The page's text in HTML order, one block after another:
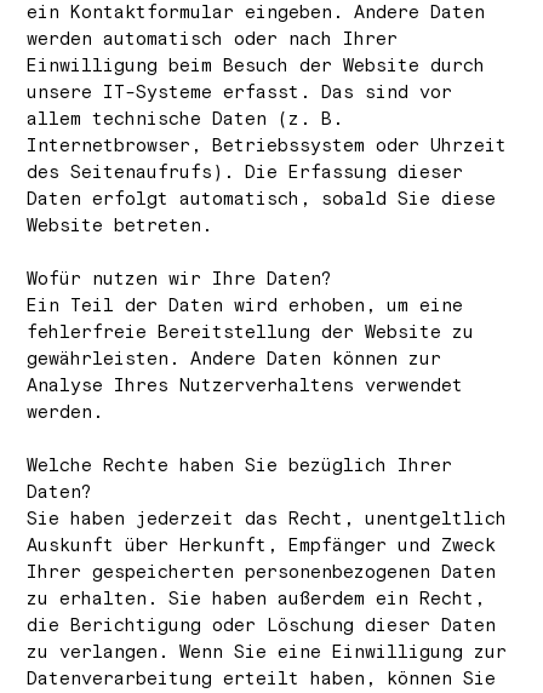
ein Kontaktformular eingeben. Andere Daten
werden automatisch oder nach Ihrer
Einwilligung beim Besuch der Website durch
unsere IT-Systeme erfasst. Das sind vor
allem technische Daten (z. B.
Internetbrowser, Betriebssystem oder Uhrzeit
des Seitenaufrufs). Die Erfassung dieser
Daten erfolgt automatisch, sobald Sie diese
Website betreten.
Wofür nutzen wir Ihre Daten?
Ein Teil der Daten wird erhoben, um eine
fehlerfreie Bereitstellung der Website zu
gewährleisten. Andere Daten können zur
Analyse Ihres Nutzerverhaltens verwendet
werden.
Welche Rechte haben Sie bezüglich Ihrer
Daten?
Sie haben jederzeit das Recht, unentgeltlich
Auskunft über Herkunft, Empfänger und Zweck
Ihrer gespeicherten personenbezogenen Daten
zu erhalten. Sie haben außerdem ein Recht,
die Berichtigung oder Löschung dieser Daten
zu verlangen. Wenn Sie eine Einwilligung zur
Datenverarbeitung erteilt haben, können Sie